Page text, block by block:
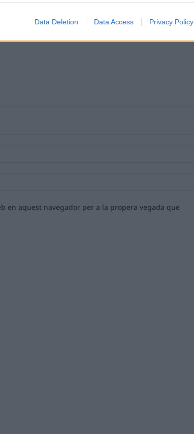
Data Deletion Data Access Privacy Policy
en aquest navegador per a la propera vegada que